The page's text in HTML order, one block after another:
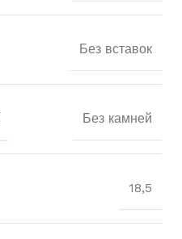
Без вставок
Без камней
18,5